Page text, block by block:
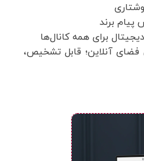
پیام برند
برای همه کانال‌ها
فضای آنلاین؛ قابل تشخیص،